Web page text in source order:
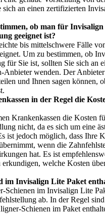
sich an einen zertifizierten
ob man für
geeignet ist?
bis mittelschwere Fälle
Um zu bestimmen, ob
für Sie ist, sollten Sie sich an
Anbieter wenden. Der
und Ihnen sagen können,
in der Regel die
Krankenkassen die Kosten
nicht, da es sich um eine
ist jedoch möglich, dass Ihre
wenn die
hat. Es ist
welche Kosten
im Invisalign Lite Paket
Schienen im Invisalign Lite
ab. In der Regel
Schienen im Paket